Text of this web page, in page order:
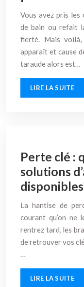
Vous avez pris les
de bain ou refait
fierté. Mais voilà,
apparaît et cause
taraude alors est…
LIRE LA SUITE
Perte clé :
solutions
La hantise de
courant qu’on ne
rentrez tard, les
de retrouver vos
…
LIRE LA SUITE